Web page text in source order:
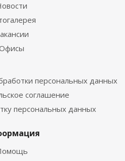
персональных данных
соглашение
персональных данных